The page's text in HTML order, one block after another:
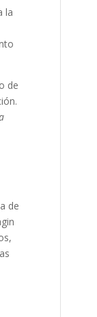
la
de
de